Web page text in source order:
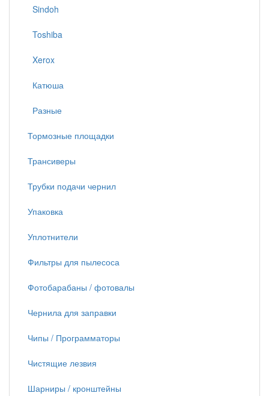
Sindoh
Toshiba
Xerox
Катюша
Разные
Тормозные площадки
Трансиверы
Трубки подачи чернил
Упаковка
Уплотнители
Фильтры для пылесоса
Фотобарабаны / фотовалы
Чернила для заправки
Чипы / Программаторы
Чистящие лезвия
Шарниры / кронштейны